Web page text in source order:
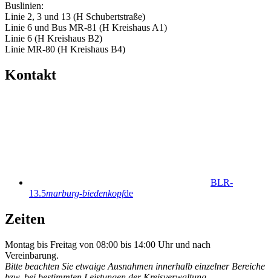
Buslinien:
Linie 2, 3 und 13 (H Schubertstraße)
Linie 6 und Bus MR-81 (H Kreishaus A1)
Linie 6 (H Kreishaus B2)
Linie MR-80 (H Kreishaus B4)
Kontakt
BLR-
13.5marburg-biedenkopfde
Zeiten
Montag bis Freitag von 08:00 bis 14:00 Uhr und nach
Vereinbarung.
Bitte beachten Sie etwaige Ausnahmen innerhalb einzelner Bereiche